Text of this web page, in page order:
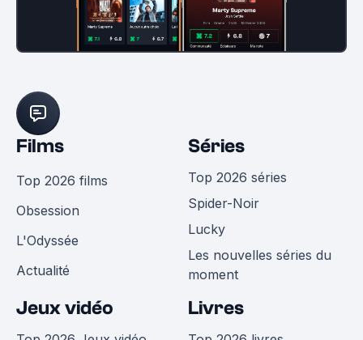
Films
Top 2026 films
Obsession
L'Odyssée
Actualité
Séries
Top 2026 séries
Spider-Noir
Lucky
Les nouvelles séries du
moment
Jeux vidéo Livres